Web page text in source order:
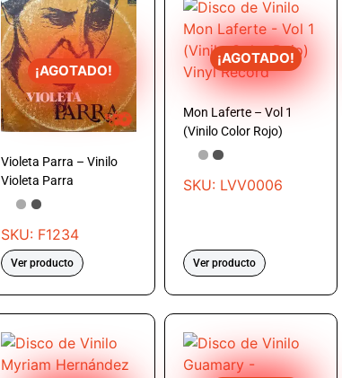
¡AGOTADO!
Violeta Parra – Vinilo
Violeta Parra
SKU: F1234
Ver producto
¡AGOTADO!
Mon Laferte – Vol 1
(Vinilo Color Rojo)
SKU: LVV0006
Ver producto